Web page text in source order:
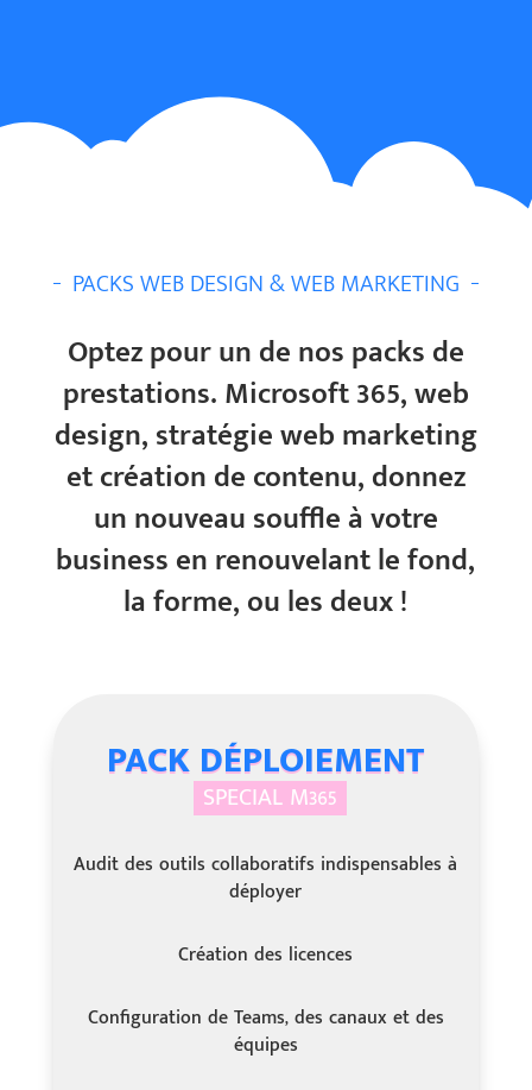
PACKS WEB DESIGN & WEB MARKETING
Optez pour un de nos packs de
prestations. Microsoft 365, web
design, stratégie web marketing
et création de contenu, donnez
un nouveau souffle à votre
business en renouvelant le fond,
la forme, ou les deux !
PACK DÉPLOIEMENT
SPECIAL M365
Audit des outils collaboratifs indispensables à
déployer
Création des licences
Configuration de Teams, des canaux et des
équipes